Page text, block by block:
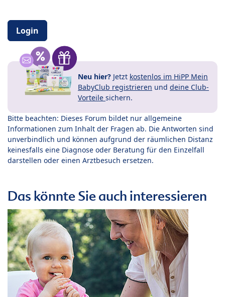
Login
Neu hier? Jetzt kostenlos im HiPP Mein
BabyClub registrieren und deine Club-
Vorteile sichern.
Bitte beachten: Dieses Forum bildet nur allgemeine
Informationen zum Inhalt der Fragen ab. Die Antworten sind
unverbindlich und können aufgrund der räumlichen Distanz
keinesfalls eine Diagnose oder Beratung für den Einzelfall
darstellen oder einen Arztbesuch ersetzen.
Das könnte Sie auch interessieren